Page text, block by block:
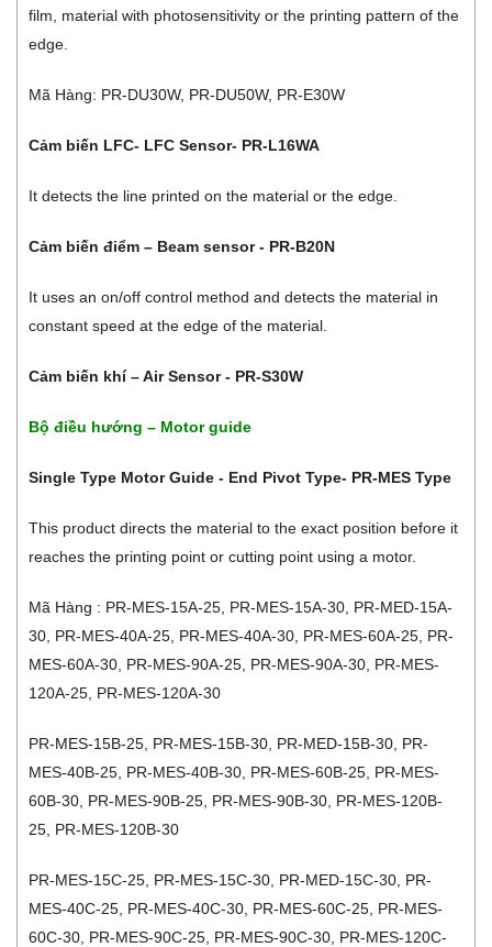
film, material with photosensitivity or the printing pattern of the
edge.
Mã Hàng: PR-DU30W, PR-DU50W, PR-E30W
Cảm biến LFC- LFC Sensor- PR-L16WA
It detects the line printed on the material or the edge.
Cảm biến điểm – Beam sensor - PR-B20N
It uses an on/off control method and detects the material in
constant speed at the edge of the material.
Cảm biến khí – Air Sensor - PR-S30W
Bộ điều hướng – Motor guide
Single Type Motor Guide - End Pivot Type- PR-MES Type
This product directs the material to the exact position before it
reaches the printing point or cutting point using a motor.
Mã Hàng : PR-MES-15A-25, PR-MES-15A-30, PR-MED-15A-
30, PR-MES-40A-25, PR-MES-40A-30, PR-MES-60A-25, PR-
MES-60A-30, PR-MES-90A-25, PR-MES-90A-30, PR-MES-
120A-25, PR-MES-120A-30
PR-MES-15B-25, PR-MES-15B-30, PR-MED-15B-30, PR-
MES-40B-25, PR-MES-40B-30, PR-MES-60B-25, PR-MES-
60B-30, PR-MES-90B-25, PR-MES-90B-30, PR-MES-120B-
25, PR-MES-120B-30
PR-MES-15C-25, PR-MES-15C-30, PR-MED-15C-30, PR-
MES-40C-25, PR-MES-40C-30, PR-MES-60C-25, PR-MES-
60C-30, PR-MES-90C-25, PR-MES-90C-30, PR-MES-120C-